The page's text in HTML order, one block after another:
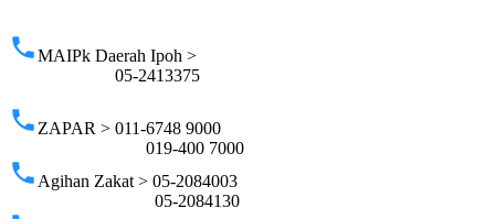
phoneMAIPk Daerah Ipoh >
05-2413375
phone ZAPAR > 011-6748 9000
019-400 7000
phone Agihan Zakat > 05-2084003
05-2084130